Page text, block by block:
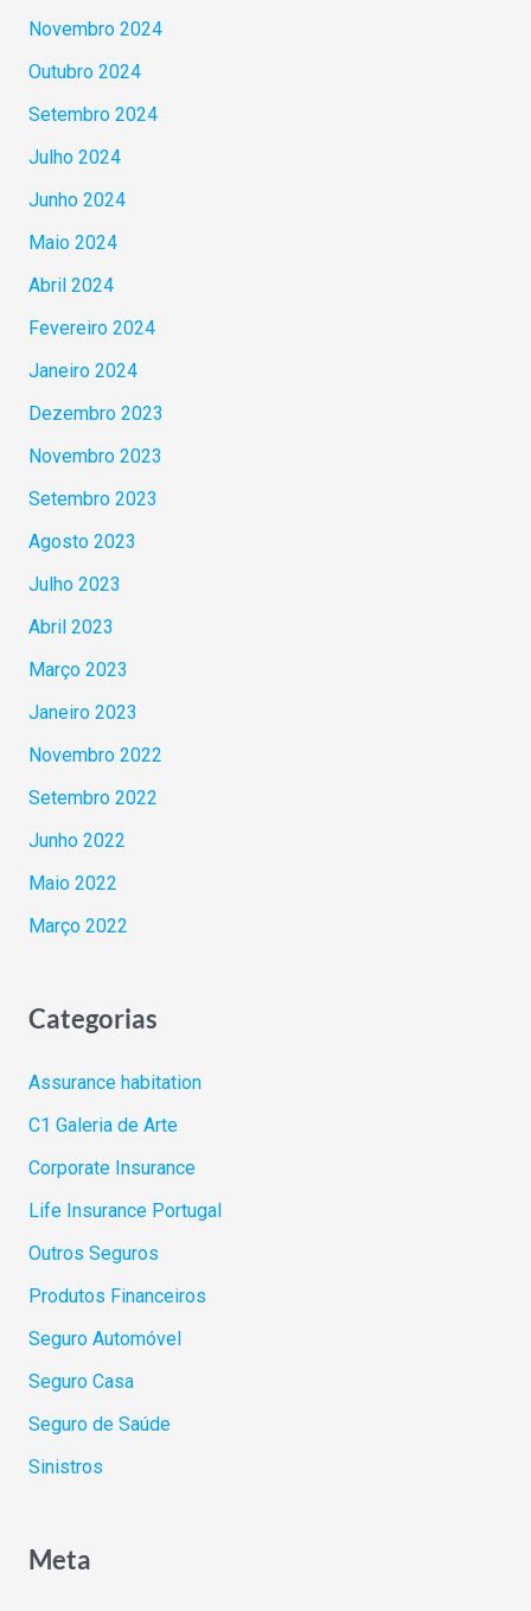
Novembro 2024
Outubro 2024
Setembro 2024
Julho 2024
Junho 2024
Maio 2024
Abril 2024
Fevereiro 2024
Janeiro 2024
Dezembro 2023
Novembro 2023
Setembro 2023
Agosto 2023
Julho 2023
Abril 2023
Março 2023
Janeiro 2023
Novembro 2022
Setembro 2022
Junho 2022
Maio 2022
Março 2022
Categorias
Assurance habitation
C1 Galeria de Arte
Corporate Insurance
Life Insurance Portugal
Outros Seguros
Produtos Financeiros
Seguro Automóvel
Seguro Casa
Seguro de Saúde
Sinistros
Meta